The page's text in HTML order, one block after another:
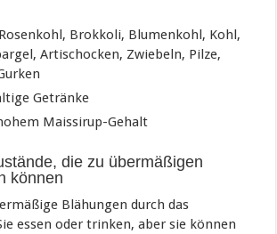
Brokkoli, Blumenkohl, Kohl,
Artischocken, Zwiebeln, Pilze,
Getränke
Maissirup-Gehalt
die zu übermäßigen
können
Blähungen durch das
essen oder trinken, aber sie können